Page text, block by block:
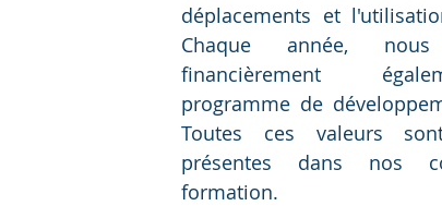
déplacements et
Chaque année, nous
financièrement
programme de
Toutes ces valeurs
présentes dans nos
formation.